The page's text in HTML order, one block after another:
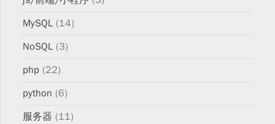
MySQL (14)
NoSQL (3)
php (22)
python (6)
服务器 (11)